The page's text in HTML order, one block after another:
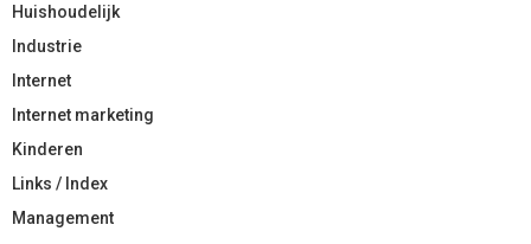
Huishoudelijk
Industrie
Internet
Internet marketing
Kinderen
Links / Index
Management